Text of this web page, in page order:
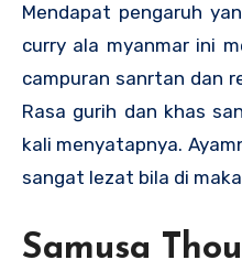
Mendapat pengaruh
curry ala myanmar ini
campuran sanrtan dan
Rasa gurih dan khas
kali menyatapnya.
sangat lezat bila di
Samusa